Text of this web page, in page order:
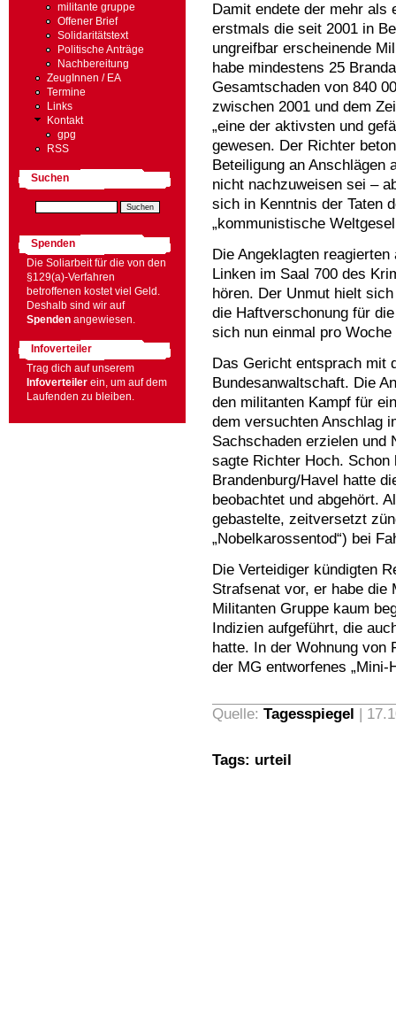
Damit endete der mehr
erstmals die seit 2001 in
ungreifbar erscheinende
habe mindestens 25
Gesamtschaden von 840
zwischen 2001 und dem
„eine der aktivsten und
gewesen. Der Richter
Beteiligung an Anschlägen
nicht nachzuweisen sei –
sich in Kenntnis der Taten
„kommunistische
Die Angeklagten
Linken im Saal 700 des
hören. Der Unmut hielt
die Haftverschonung für
sich nun einmal pro
Das Gericht entsprach mit
Bundesanwaltschaft. Die
den militanten Kampf für
dem versuchten Anschlag
Sachschaden erzielen und
sagte Richter Hoch.
Brandenburg/Havel hatte
beobachtet und abgehört.
gebastelte, zeitversetzt
„Nobelkarossentod“) bei
Die Verteidiger kündigten
Strafsenat vor, er habe die
Militanten Gruppe kaum
Indizien aufgeführt, die
hatte. In der Wohnung von
der MG entworfenes
Quelle: Tagesspiegel |
Tags: urteil
militante gruppe
Offener Brief
Solidaritätstext
Politische Anträge
Nachbereitung
ZeugInnen / EA
Termine
Links
Kontakt
gpg
RSS
Suchen
Spenden
Die Soliarbeit für die von den
§129(a)-Verfahren
betroffenen kostet viel Geld.
Deshalb sind wir auf
Spenden angewiesen.
Infoverteiler
Trag dich auf unserem
Infoverteiler ein, um auf dem
Laufenden zu bleiben.